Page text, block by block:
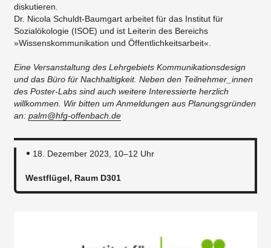
diskutieren.
Dr. Nicola Schuldt-Baumgart arbeitet für das Institut für
Sozialökologie (ISOE) und ist Leiterin des Bereichs
»Wissenskommunikation und Öffentlichkeitsarbeit«.​
​Eine Versanstaltung des Lehrgebiets Kommunikationsdesign
und das Büro für Nachhaltigkeit. Neben den Teilnehmer_innen
des Poster-Labs sind auch weitere Interessierte herzlich
willkommen. Wir bitten um Anmeldungen aus Planungsgründen
an: palm@hfg-offenbach.de
18. Dezember 2023, 10–12 Uhr
Westflügel, Raum D301